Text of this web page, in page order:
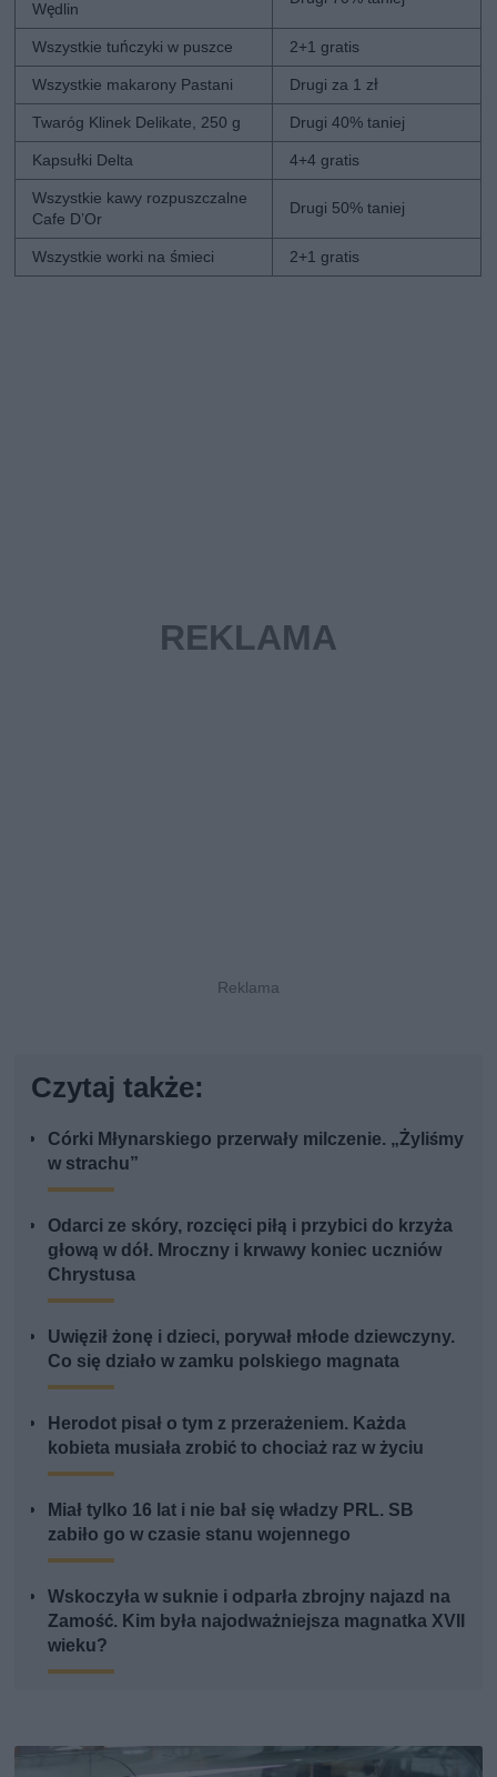
Wędlin
Wszystkie tuńczyki w puszce 2+1 gratis
Wszystkie makarony Pastani Drugi za 1 zł
Twaróg Klinek Delikate, 250 g Drugi 40% taniej
Kapsułki Delta 4+4 gratis
Wszystkie kawy rozpuszczalne
Cafe D’Or
Drugi 50% taniej
Wszystkie worki na śmieci 2+1 gratis
Czytaj także:
Córki Młynarskiego przerwały milczenie. „Żyliśmy
w strachu”
Odarci ze skóry, rozcięci piłą i przybici do krzyża
głową w dół. Mroczny i krwawy koniec uczniów
Chrystusa
Uwięził żonę i dzieci, porywał młode dziewczyny.
Co się działo w zamku polskiego magnata
Herodot pisał o tym z przerażeniem. Każda
kobieta musiała zrobić to chociaż raz w życiu
Miał tylko 16 lat i nie bał się władzy PRL. SB
zabiło go w czasie stanu wojennego
Wskoczyła w suknie i odparła zbrojny najazd na
Zamość. Kim była najodważniejsza magnatka XVII
wieku?